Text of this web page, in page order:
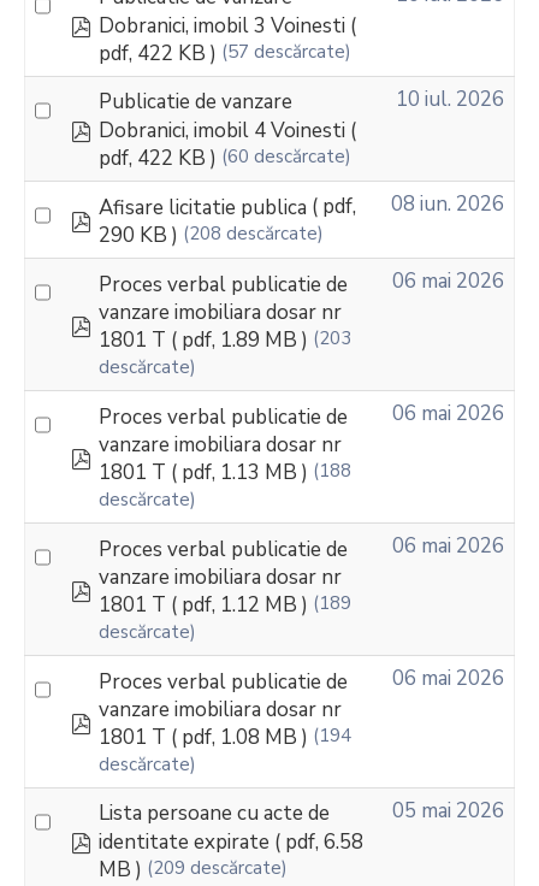
pdf
Dobranici, imobil 3 Voinesti (
pdf, 422 KB ) (57 descărcate)
pdf
Publicatie de vanzare
Dobranici, imobil 4 Voinesti (
pdf, 422 KB ) (60 descărcate)
10 iul. 2026
pdf
Afisare licitatie publica ( pdf,
290 KB ) (208 descărcate)
08 iun. 2026
pdf
Proces verbal publicatie de
vanzare imobiliara dosar nr
1801 T ( pdf, 1.89 MB ) (203
descărcate)
06 mai 2026
pdf
Proces verbal publicatie de
vanzare imobiliara dosar nr
1801 T ( pdf, 1.13 MB ) (188
descărcate)
06 mai 2026
pdf
Proces verbal publicatie de
vanzare imobiliara dosar nr
1801 T ( pdf, 1.12 MB ) (189
descărcate)
06 mai 2026
pdf
Proces verbal publicatie de
vanzare imobiliara dosar nr
1801 T ( pdf, 1.08 MB ) (194
descărcate)
06 mai 2026
pdf
Lista persoane cu acte de
identitate expirate ( pdf, 6.58
MB ) (209 descărcate)
05 mai 2026